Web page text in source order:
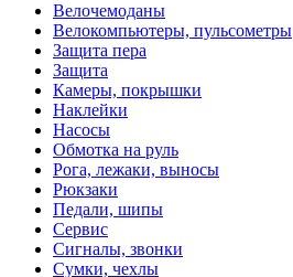
Велочемоданы
Велокомпьютеры, пульсометры
Защита пера
Защита
Камеры, покрышки
Наклейки
Насосы
Обмотка на руль
Рога, лежаки, выносы
Рюкзаки
Педали, шипы
Сервис
Сигналы, звонки
Сумки, чехлы